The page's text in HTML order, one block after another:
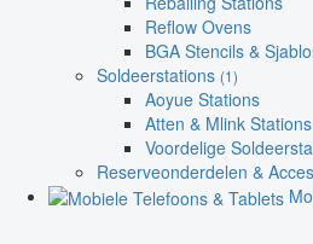
Reflow Ovens
BGA Stencils &
Soldeerstations (1)
Aoyue Stations
Atten & Mlink Stations
Voordelige
Reserveonderdelen &